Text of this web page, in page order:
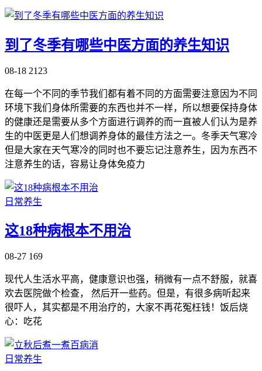
到了冬季有哪些中医方面的养生知识
08-18 2123
在每一个不同的季节我们都有着不同的方面需要注意因为不同
环境下我们身体所需要的东西也并不一样，所以想要保持身体
的健康还是需要从多个方面进行调养的而一直被人们认为是养
生的中医更是人们想调养身体的最佳方法之一。冬季天气寒冷
但是大家在天气寒冷的同时也不要忘记注意养生，因为东西不
注意养生的话，容易让身体免疫力
日常养生
这18种病根本不用治
08-27 169
现代人生活水平高，健康意识也强，稍微有一点不舒服，就喜
欢去医院做个检查， 然后开一些药。但是，有很多病听起来
很吓人，其实都是不用治疗的，大家不再花冤枉钱！饭后烧
心：吃花
日常养生